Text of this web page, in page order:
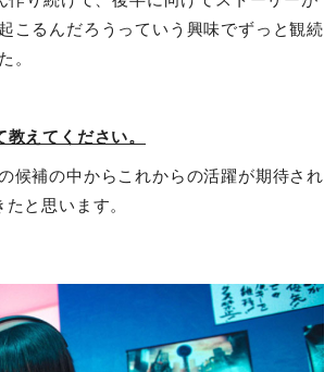
こるんだろうっていう興味でずっと観続
。
えてください。
候補の中からこれからの活躍が期待され
と思います。